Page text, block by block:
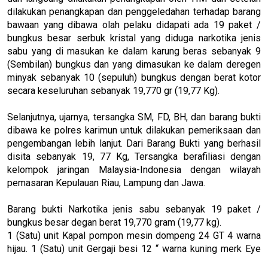
dilakukan penangkapan dan penggeledahan terhadap barang
bawaan yang dibawa olah pelaku didapati ada 19 paket /
bungkus besar serbuk kristal yang diduga narkotika jenis
sabu yang di masukan ke dalam karung beras sebanyak 9
(Sembilan) bungkus dan yang dimasukan ke dalam deregen
minyak sebanyak 10 (sepuluh) bungkus dengan berat kotor
secara keseluruhan sebanyak 19,770 gr (19,77 Kg).
Selanjutnya, ujarnya, tersangka SM, FD, BH, dan barang bukti
dibawa ke polres karimun untuk dilakukan pemeriksaan dan
pengembangan lebih lanjut. Dari Barang Bukti yang berhasil
disita sebanyak 19, 77 Kg, Tersangka berafiliasi dengan
kelompok jaringan Malaysia-Indonesia dengan wilayah
pemasaran Kepulauan Riau, Lampung dan Jawa.
Barang bukti Narkotika jenis sabu sebanyak 19 paket /
bungkus besar degan berat 19,770 gram (19,77 kg).
1 (Satu) unit Kapal pompon mesin dompeng 24 GT 4 warna
hijau. 1 (Satu) unit Gergaji besi 12 “ warna kuning merk Eye